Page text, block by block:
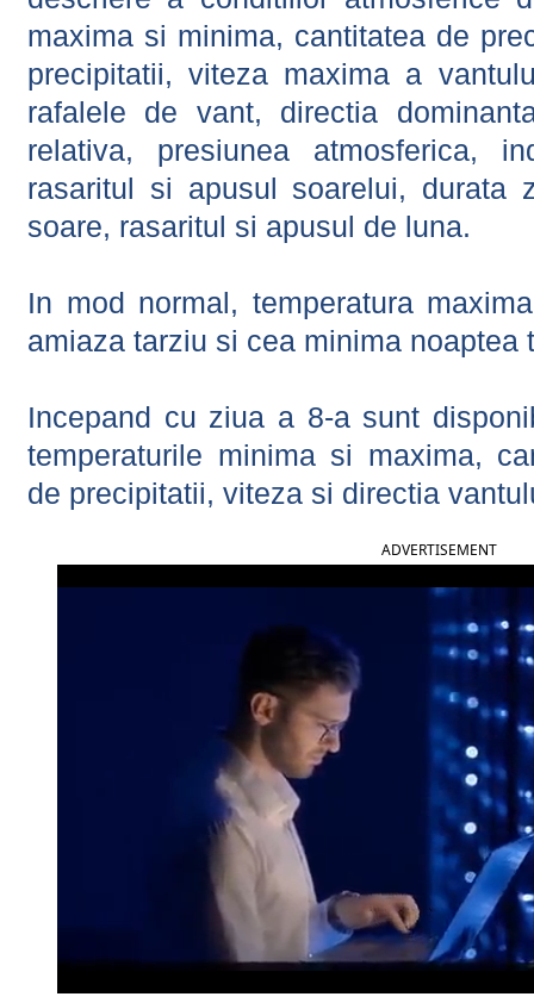
maxima si minima, cantitatea de
precipitatii, viteza maxima a
rafalele de vant, directia
relativa, presiunea atmosferica,
rasaritul si apusul soarelui, durata
soare, rasaritul si apusul de luna.
In mod normal, temperatura
amiaza tarziu si cea minima noaptea
Incepand cu ziua a 8-a sunt
temperaturile minima si maxima,
de precipitatii, viteza si directia
ADVERTISEMENT